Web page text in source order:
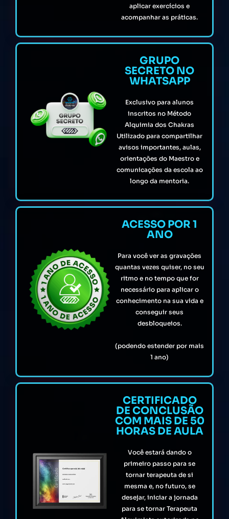
aplicar exercícios e
acompanhar as práticas.
GRUPO
SECRETO NO
WHATSAPP
Exclusivo para alunos
inscritos no Método
Alquimia dos Chakras
Utilizado para compartilhar
avisos importantes, aulas,
orientações do Maestro e
comunicações da escola ao
longo da mentoria.
ACESSO POR 1
ANO
Para você ver as gravações
quantas vezes quiser, no seu
ritmo e no tempo que for
necessário para aplicar o
conhecimento na sua vida e
conseguir seus
desbloqueios.
(podendo estender por mais
1 ano)
CERTIFICADO
DE CONCLUSÃO
COM MAIS DE 50
HORAS DE AULA
Você estará dando o
primeiro passo para se
tornar terapeuta de si
mesma e, no futuro, se
desejar, iniciar a jornada
para se tornar Terapeuta